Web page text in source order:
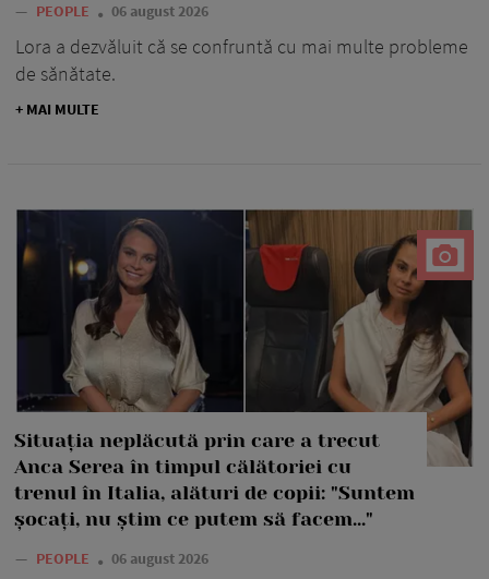
— PEOPLE 06 august 2026
Lora a dezvăluit că se confruntă cu mai multe probleme
de sănătate.
+ MAI MULTE
Situația neplăcută prin care a trecut
Anca Serea în timpul călătoriei cu
trenul în Italia, alături de copii: "Suntem
șocați, nu știm ce putem să facem..."
— PEOPLE 06 august 2026